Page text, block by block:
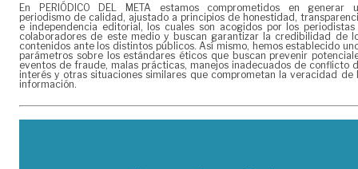
En PERIÓDICO DEL META estamos comprometidos en generar
periodismo de calidad, ajustado a principios de honestidad,
e independencia editorial, los cuales son acogidos por los periodistas
colaboradores de este medio y buscan garantizar la credibilidad de
contenidos ante los distintos públicos. Así mismo, hemos establecido
parámetros sobre los estándares éticos que buscan prevenir
eventos de fraude, malas prácticas, manejos inadecuados de conflicto
interés y otras situaciones similares que comprometan la veracidad de
información.